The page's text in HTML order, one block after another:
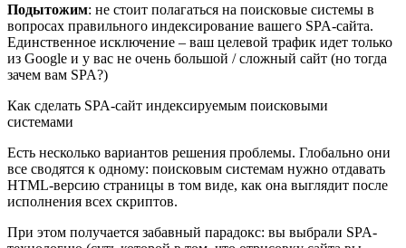
Подытожим: не стоит полагаться на поисковые системы в
вопросах правильного индексирование вашего SPA-сайта.
Единственное исключение – ваш целевой трафик идет только
из Google и у вас не очень большой / сложный сайт (но тогда
зачем вам SPA?)
Как сделать SPA-сайт индексируемым поисковыми
системами
Есть несколько вариантов решения проблемы. Глобально они
все сводятся к одному: поисковым системам нужно отдавать
HTML-версию страницы в том виде, как она выглядит после
исполнения всех скриптов.
При этом получается забавный парадокс: вы выбрали SPA-